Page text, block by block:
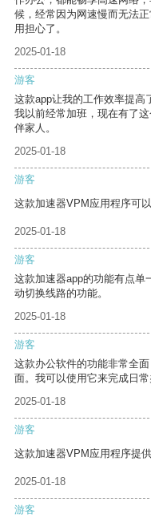
候，经常因为网速慢而无法
用担心了。
2025-01-18
游客
这款app让我的工作效率提高
我以前经常加班，现在有了
伴家人。
2025-01-18
游客
这款加速器VPM应用程序可
2025-01-18
游客
这款加速器app的功能有点单
动切换线路的功能。
2025-01-18
游客
这款办公软件的功能非常全
面。我可以使用它来完成日
2025-01-18
游客
这款加速器VPM应用程序提
2025-01-18
游客